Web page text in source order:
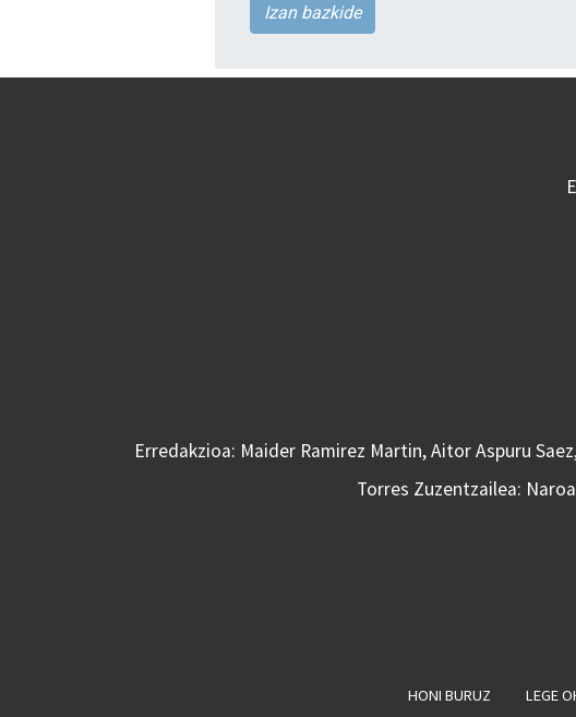
Izan bazkide
Erredakzioa: Maider Ramirez Martin, Aitor Aspuru
Torres Zuzentzailea:
HONI BURUZ LEGE